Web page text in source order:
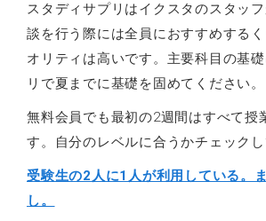
スタディサプリはイクスタのスタッ
談を行う際には全員におすすめする
オリティは高いです。主要科目の基
リで夏までに基礎を固めてください。
無料会員でも最初の2週間はすべて授
す。自分のレベルに合うかチェックし
受験生の2人に1人が利用している。
し。